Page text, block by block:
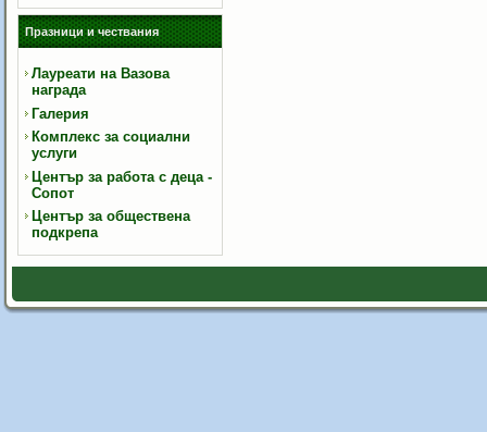
Празници и чествания
Лауреати на Вазова
награда
Галерия
Комплекс за социални
услуги
Център за работа с деца -
Сопот
Център за обществена
подкрепа